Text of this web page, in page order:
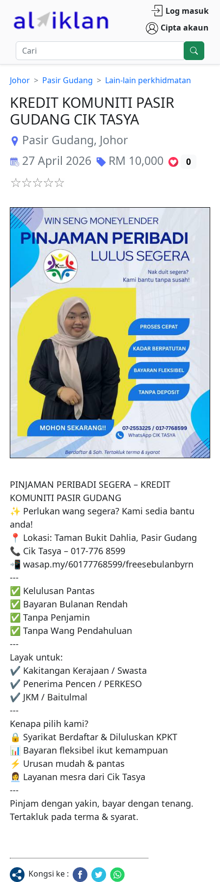
Log masuk
Cipta akaun
Johor Pasir Gudang Lain-lain perkhidmatan
KREDIT KOMUNITI PASIR
GUDANG CIK TASYA
Pasir Gudang, Johor
27 April 2026
RM 10,000 0
PINJAMAN PERIBADI SEGERA – KREDIT
KOMUNITI PASIR GUDANG
✨ Perlukan wang segera? Kami sedia bantu
anda!
📍 Lokasi: Taman Bukit Dahlia, Pasir Gudang
📞 Cik Tasya – 017-776 8599
📲 wasap.my/60177768599/freesebulanbyrn
---
✅ Kelulusan Pantas
✅ Bayaran Bulanan Rendah
✅ Tanpa Penjamin
✅ Tanpa Wang Pendahuluan
---
Layak untuk:
✔ Kakitangan Kerajaan / Swasta
✔ Penerima Pencen / PERKESO
✔ JKM / Baitulmal
---
Kenapa pilih kami?
🔒 Syarikat Berdaftar & Diluluskan KPKT
📊 Bayaran fleksibel ikut kemampuan
⚡ Urusan mudah & pantas
👩‍💼 Layanan mesra dari Cik Tasya
---
Pinjam dengan yakin, bayar dengan tenang.
Tertakluk pada terma & syarat.
Kongsi ke :